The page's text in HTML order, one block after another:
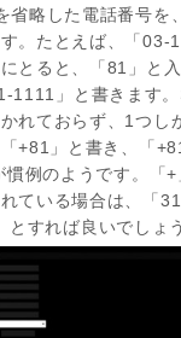
省略した電話番号を
。たとえば、「03-
とると、「81」と
1111」と書きます。
れておらず、1つし
+81」と書き、「
慣例のようです。「
ている場合は、「
とすれば良いでしょ